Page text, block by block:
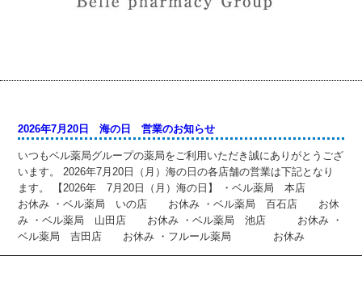
2026年7月20日 海の日 営業のお知らせ
いつもベル薬局グループの薬局をご利用いただき誠にありがとうござ
います。 2026年7月20日（月）海の日の各店舗の営業は下記となり
ます。 【2026年 7月20日（月）海の日】 ・ベル薬局 本店
お休み ・ベル薬局 いの店 お休み ・ベル薬局 百石店 お休
み ・ベル薬局 山田店 お休み ・ベル薬局 池店 お休み ・
ベル薬局 吉田店 お休み ・フルール薬局 お休み